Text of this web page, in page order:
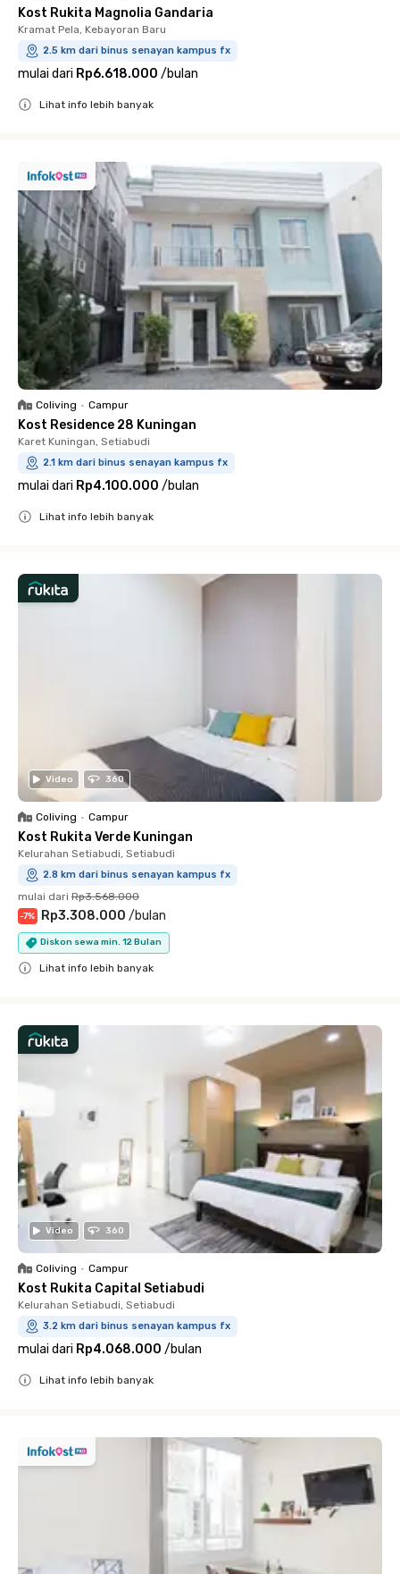
Kost Rukita Magnolia Gandaria
Kramat Pela, Kebayoran Baru
2.5 km dari binus senayan kampus fx
mulai dari Rp6.618.000 /bulan
Lihat info lebih banyak
Coliving • Campur
Kost Residence 28 Kuningan
Karet Kuningan, Setiabudi
2.1 km dari binus senayan kampus fx
mulai dari Rp4.100.000 /bulan
Lihat info lebih banyak
Video 360
Coliving • Campur
Kost Rukita Verde Kuningan
Kelurahan Setiabudi, Setiabudi
2.8 km dari binus senayan kampus fx
mulai dari Rp3.568.000
-7% Rp3.308.000 /bulan
Diskon sewa min. 12 Bulan
Lihat info lebih banyak
Video 360
Coliving • Campur
Kost Rukita Capital Setiabudi
Kelurahan Setiabudi, Setiabudi
3.2 km dari binus senayan kampus fx
mulai dari Rp4.068.000 /bulan
Lihat info lebih banyak